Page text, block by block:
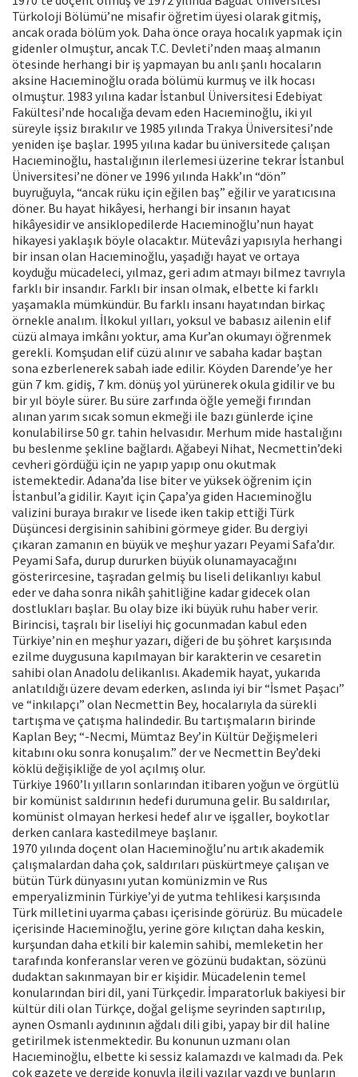
Türkoloji Bölümü’ne misafir öğretim üyesi olarak gitmiş,
ancak orada bölüm yok. Daha önce oraya hocalık yapmak için
gidenler olmuştur, ancak T.C. Devleti’nden maaş almanın
ötesinde herhangi bir iş yapmayan bu anlı şanlı hocaların
aksine Hacıeminoğlu orada bölümü kurmuş ve ilk hocası
olmuştur. 1983 yılına kadar İstanbul Üniversitesi Edebiyat
Fakültesi’nde hocalığa devam eden Hacıeminoğlu, iki yıl
süreyle işsiz bırakılır ve 1985 yılında Trakya Üniversitesi’nde
yeniden işe başlar. 1995 yılına kadar bu üniversitede çalışan
Hacıeminoğlu, hastalığının ilerlemesi üzerine tekrar İstanbul
Üniversitesi’ne döner ve 1996 yılında Hakk’ın “dön”
buyruğuyla, “ancak rüku için eğilen baş” eğilir ve yaratıcısına
döner. Bu hayat hikâyesi, herhangi bir insanın hayat
hikâyesidir ve ansiklopedilerde Hacıeminoğlu’nun hayat
hikayesi yaklaşık böyle olacaktır. Mütevâzi yapısıyla herhangi
bir insan olan Hacıeminoğlu, yaşadığı hayat ve ortaya
koyduğu mücadeleci, yılmaz, geri adım atmayı bilmez tavrıyla
farklı bir insandır. Farklı bir insan olmak, elbette ki farklı
yaşamakla mümkündür. Bu farklı insanı hayatından birkaç
örnekle analım. İlkokul yılları, yoksul ve babasız ailenin elif
cüzü almaya imkânı yoktur, ama Kur’an okumayı öğrenmek
gerekli. Komşudan elif cüzü alınır ve sabaha kadar baştan
sona ezberlenerek sabah iade edilir. Köyden Darende’ye her
gün 7 km. gidiş, 7 km. dönüş yol yürünerek okula gidilir ve bu
bir yıl böyle sürer. Bu süre zarfında öğle yemeği fırından
alınan yarım sıcak somun ekmeği ile bazı günlerde içine
konulabilirse 50 gr. tahin helvasıdır. Merhum mide hastalığını
bu beslenme şekline bağlardı. Ağabeyi Nihat, Necmettin’deki
cevheri gördüğü için ne yapıp yapıp onu okutmak
istemektedir. Adana’da lise biter ve yüksek öğrenim için
İstanbul’a gidilir. Kayıt için Çapa’ya giden Hacıeminoğlu
valizini buraya bırakır ve lisede iken takip ettiği Türk
Düşüncesi dergisinin sahibini görmeye gider. Bu dergiyi
çıkaran zamanın en büyük ve meşhur yazarı Peyami Safa’dır.
Peyami Safa, durup dururken büyük olunamayacağını
gösterircesine, taşradan gelmiş bu liseli delikanlıyı kabul
eder ve daha sonra nikâh şahitliğine kadar gidecek olan
dostlukları başlar. Bu olay bize iki büyük ruhu haber verir.
Birincisi, taşralı bir liseliyi hiç gocunmadan kabul eden
Türkiye’nin en meşhur yazarı, diğeri de bu şöhret karşısında
ezilme duygusuna kapılmayan bir karakterin ve cesaretin
sahibi olan Anadolu delikanlısı. Akademik hayat, yukarıda
anlatıldığı üzere devam ederken, aslında iyi bir “İsmet Paşacı”
ve “inkılapçı” olan Necmettin Bey, hocalarıyla da sürekli
tartışma ve çatışma halindedir. Bu tartışmaların birinde
Kaplan Bey; “-Necmi, Mümtaz Bey’in Kültür Değişmeleri
kitabını oku sonra konuşalım.” der ve Necmettin Bey’deki
köklü değişikliğe de yol açılmış olur.
Türkiye 1960’lı yılların sonlarından itibaren yoğun ve örgütlü
bir komünist saldırının hedefi durumuna gelir. Bu saldırılar,
komünist olmayan herkesi hedef alır ve işgaller, boykotlar
derken canlara kastedilmeye başlanır.
1970 yılında doçent olan Hacıeminoğlu’nu artık akademik
çalışmalardan daha çok, saldırıları püskürtmeye çalışan ve
bütün Türk dünyasını yutan komünizmin ve Rus
emperyalizminin Türkiye’yi de yutma tehlikesi karşısında
Türk milletini uyarma çabası içerisinde görürüz. Bu mücadele
içerisinde Hacıeminoğlu, yerine göre kılıçtan daha keskin,
kurşundan daha etkili bir kalemin sahibi, memleketin her
tarafında konferanslar veren ve gözünü budaktan, sözünü
dudaktan sakınmayan bir er kişidir. Mücadelenin temel
konularından biri dil, yani Türkçedir. İmparatorluk bakiyesi bir
kültür dili olan Türkçe, doğal gelişme seyrinden saptırılıp,
aynen Osmanlı aydınının ağdalı dili gibi, yapay bir dil haline
getirilmek istenmektedir. Bu konunun uzmanı olan
Hacıeminoğlu, elbette ki sessiz kalamazdı ve kalmadı da. Pek
çok gazete ve dergide konuyla ilgili yazılar yazdı ve bunların